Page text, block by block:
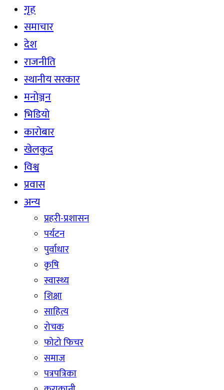
गृह
समाचार
देश
राजनीति
स्थानीय सरकार
मनोञ्जन
भिडियो
कारोबार
खेलकुद
विश्व
प्रवास
अन्य
प्रहरी-प्रशासन
पर्यटन
पुर्वाधार
कृषि
स्वास्थ्य
शिक्षा
साहित्य
रोचक
फोटो फिचर
समाज
पत्रपत्रिका